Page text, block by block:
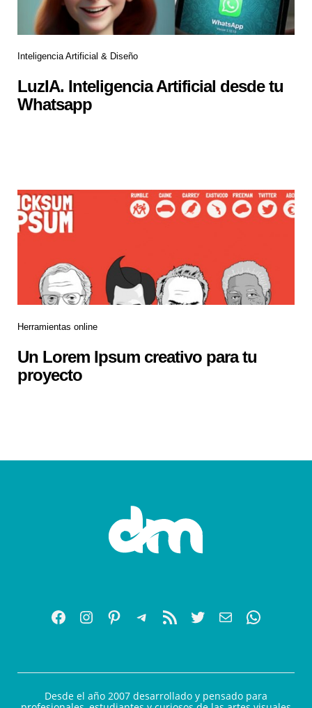
Inteligencia Artificial & Diseño
LuzIA. Inteligencia Artificial desde tu
Whatsapp
Herramientas online
Un Lorem Ipsum creativo para tu
proyecto
Desde el año 2007 desarrollado y pensado para